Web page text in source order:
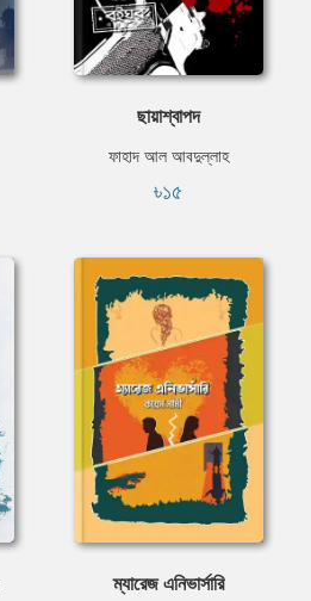
ছায়াশ্বাপদ
ফাহাদ আল আবদুল্লাহ
৳১৫
ম্যারেজ এনিভার্সারি